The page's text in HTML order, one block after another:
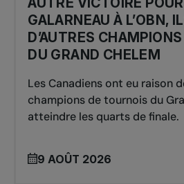
GALARNEAU À L’OBN,
D’AUTRES
DU GRAND CHELEM
Les Canadiens ont eu raison
champions de tournois du
atteindre les quarts de finale.
9 AOÛT 2026